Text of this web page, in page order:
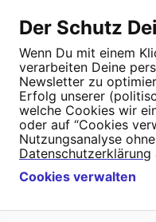
Dein Engagement macht
Newsletter bestellen
Der Schutz
Wenn Du mit einem
verarbeiten Deine
Newsletter zu
Erfolg unserer
welche Cookies wir
oder auf “Cookies
Nutzungsanalyse
Datenschutzerklärung
Cookies verwalten